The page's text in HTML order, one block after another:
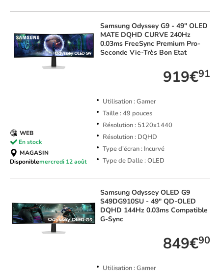
Samsung Odyssey G9 - 49" OLED
MATE DQHD CURVE 240Hz
0.03ms FreeSync Premium Pro-
Seconde Vie-Très Bon Etat
919€91
Utilisation : Gamer
Taille : 49 pouces
Résolution : 5120x1440
Résolution : DQHD
Type d'écran : Incurvé
Type de Dalle : OLED
WEB
En stock
MAGASIN
Disponiblemercredi 12 août
Samsung Odyssey OLED G9
S49DG910SU - 49" QD-OLED
DQHD 144Hz 0.03ms Compatible
G-Sync
849€90
Utilisation : Gamer